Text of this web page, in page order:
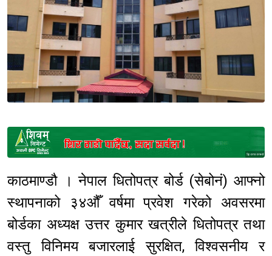
Sponsored
काठमाण्डौ । नेपाल धितोपत्र बोर्ड (सेबोनं) आफ्नो
स्थापनाको ३४औँ वर्षमा प्रवेश गरेको अवसरमा
बोर्डका अध्यक्ष उत्तर कुमार खत्रीले धितोपत्र तथा
वस्तु विनिमय बजारलाई सुरक्षित, विश्वसनीय र